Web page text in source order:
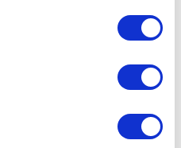
af cookies under
til vores Cookiepolitik,